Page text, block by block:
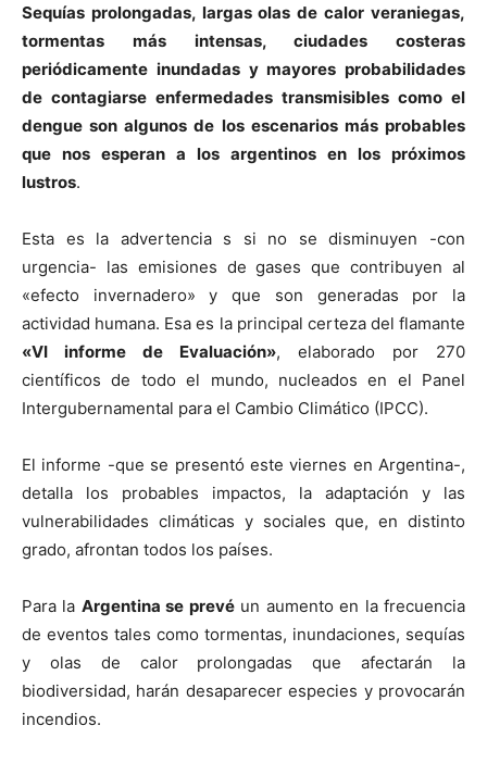
Sequías prolongadas, largas olas de calor veraniegas,
tormentas más intensas, ciudades costeras
periódicamente inundadas y mayores probabilidades
de contagiarse enfermedades transmisibles como el
dengue son algunos de los escenarios más probables
que nos esperan a los argentinos en los próximos
lustros.
Esta es la advertencia s si no se disminuyen -con
urgencia- las emisiones de gases que contribuyen al
«efecto invernadero» y que son generadas por la
actividad humana. Esa es la principal certeza del flamante
«VI informe de Evaluación», elaborado por 270
científicos de todo el mundo, nucleados en el Panel
Intergubernamental para el Cambio Climático (IPCC).
El informe -que se presentó este viernes en Argentina-,
detalla los probables impactos, la adaptación y las
vulnerabilidades climáticas y sociales que, en distinto
grado, afrontan todos los países.
Para la Argentina se prevéun aumento en la frecuencia
de eventos tales como tormentas, inundaciones, sequías
y olas de calor prolongadas que afectarán la
biodiversidad, harán desaparecer especies y provocarán
incendios.